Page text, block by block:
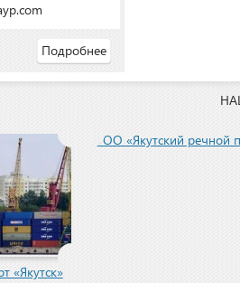
Подробнее
«Якутск»
ООО «Якутский речной